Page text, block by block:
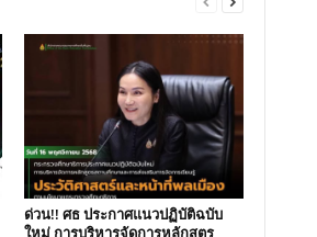
ด่วน!! ศธ ประกาศแนวปฏิบัติฉบับ
ใหม่ การบริหารจัดการหลักสูตร